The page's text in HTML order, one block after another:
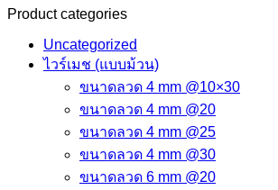
Product categories
Uncategorized
ไวร์เมช (แบบม้วน)
ขนาดลวด 4 mm @10×30
ขนาดลวด 4 mm @20
ขนาดลวด 4 mm @25
ขนาดลวด 4 mm @30
ขนาดลวด 6 mm @20